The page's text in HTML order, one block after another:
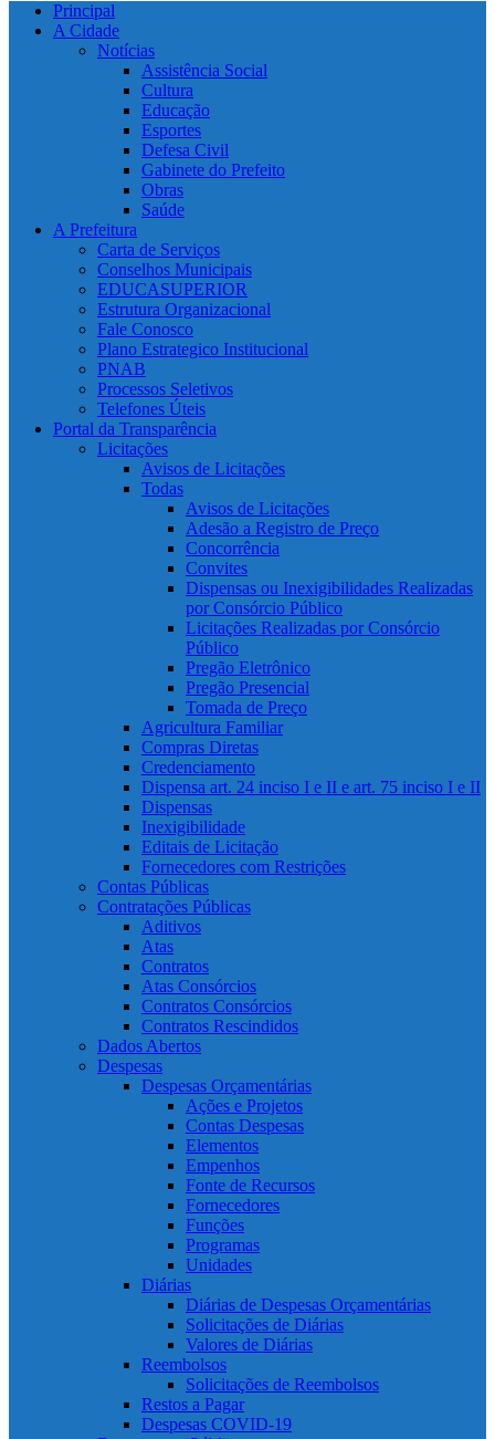
Principal
A Cidade
Notícias
Assistência Social
Cultura
Educação
Esportes
Defesa Civil
Gabinete do Prefeito
Obras
Saúde
A Prefeitura
Carta de Serviços
Conselhos Municipais
EDUCASUPERIOR
Estrutura Organizacional
Fale Conosco
Plano Estrategico Institucional
PNAB
Processos Seletivos
Telefones Úteis
Portal da Transparência
Licitações
Avisos de Licitações
Todas
Avisos de Licitações
Adesão a Registro de Preço
Concorrência
Convites
Dispensas ou Inexigibilidades Realizadas
por Consórcio Público
Licitações Realizadas por Consórcio
Público
Pregão Eletrônico
Pregão Presencial
Tomada de Preço
Agricultura Familiar
Compras Diretas
Credenciamento
Dispensa art. 24 inciso I e II e art. 75 inciso I e II
Dispensas
Inexigibilidade
Editais de Licitação
Fornecedores com Restrições
Contas Públicas
Contratações Públicas
Aditivos
Atas
Contratos
Atas Consórcios
Contratos Consórcios
Contratos Rescindidos
Dados Abertos
Despesas
Despesas Orçamentárias
Ações e Projetos
Contas Despesas
Elementos
Empenhos
Fonte de Recursos
Fornecedores
Funções
Programas
Unidades
Diárias
Diárias de Despesas Orçamentárias
Solicitações de Diárias
Valores de Diárias
Reembolsos
Solicitações de Reembolsos
Restos a Pagar
Despesas COVID-19